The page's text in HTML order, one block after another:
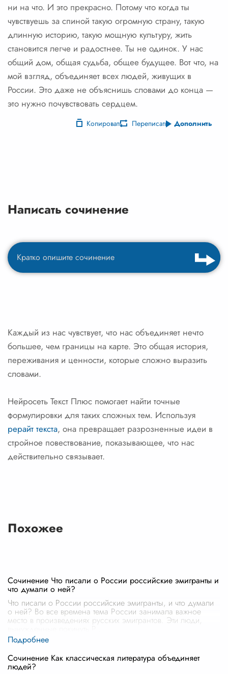
ни на что. И это прекрасно. Потому что когда ты
чувствуешь за спиной такую огромную страну, такую
длинную историю, такую мощную культуру, жить
становится легче и радостнее. Ты не одинок. У нас
общий дом, общая судьба, общее будущее. Вот что, на
мой взгляд, объединяет всех людей, живущих в
России. Это даже не объяснишь словами до конца —
это нужно почувствовать сердцем.
Копировать Переписать Дополнить
Написать сочинение
Каждый из нас чувствует, что нас объединяет нечто
большее, чем границы на карте. Это общая история,
переживания и ценности, которые сложно выразить
словами.
Нейросеть Текст Плюс помогает найти точные
формулировки для таких сложных тем. Используя
рерайт текста, она превращает разрозненные идеи в
стройное повествование, показывающее, что нас
действительно связывает.
Похожее
Сочинение Что писали о России российские эмигранты и
что думали о ней?
Что писали о России российские эмигранты, и что думали
о ней? Во все времена тема России занимала важное
место в произведениях русских эмигрантов. Эти люди,
Сочинение Как классическая литература объединяет
людей?